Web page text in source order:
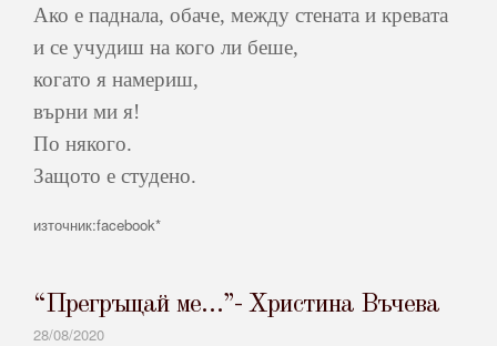
Ако е паднала, обаче, между стената и кревата
и се учудиш на кого ли беше,
когато я намериш,
върни ми я!
По някого.
Защото е студено.
източник:facebook*
“Прегръщай ме…”- Христина Въчева
28/08/2020